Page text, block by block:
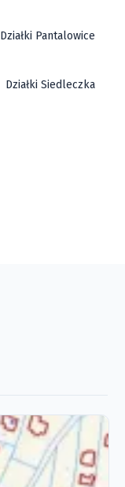
Działki Pantalowice
Działki Siedleczka